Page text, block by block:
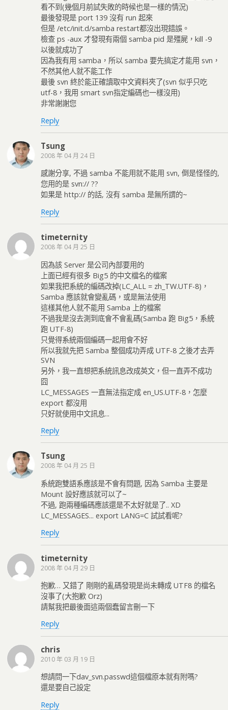
看不到(幾個月前試失敗的時候也是一樣的情況)
最後發現是 port 139 沒有 run 起來
但是 /etc/init.d/samba restart都沒出現錯誤。
檢查 ps -aux 才發現有兩個 samba pid 是殭屍，kill -9
以後就成功了
因為我有用 samba，所以 samba 要先搞定才能用 svn，
不然其他人就不能工作
最後 svn 終於能正確讀取中文資料夾了(svn 似乎只吃
utf-8，我用 smart svn指定編碼也一樣沒用)
非常謝謝您
Reply
Tsung
2008 年 04 月 24 日
感謝分享, 不過 samba 不能用就不能用 svn, 倒是怪怪的,
您用的是 svn:// ??
如果是 http:// 的話, 沒有 samba 是無所謂的~
Reply
timeternity
2008 年 04 月 25 日
因為該 Server 是公司內部要用的
上面已經有很多 Big5 的中文檔名的檔案
如果我把系統的編碼改掉(LC_ALL = zh_TW.UTF-8)，
Samba 應該就會變亂碼，或是無法使用
這樣其他人就不能用 Samba 上的檔案
不過我是沒去測到底會不會亂碼(Samba 跑 Big5，系統
跑 UTF-8)
只覺得系統兩個編碼一起用會不好
所以我就先把 Samba 整個成功弄成 UTF-8 之後才去弄
SVN
另外，我一直想把系統訊息改成英文，但一直弄不成功
囧
LC_MESSAGES 一直無法指定成 en_US.UTF-8，怎麼
export 都沒用
只好就使用中文訊息...
Reply
Tsung
2008 年 04 月 25 日
系統跑雙語系應該是不會有問題, 因為 Samba 主要是
Mount 設好應該就可以了~
不過, 跑兩種編碼應該還是不太好就是了.. XD
LC_MESSAGES... export LANG=C 試試看呢?
Reply
timeternity
2008 年 04 月 29 日
抱歉… 又錯了 剛剛的亂碼發現是尚未轉成 UTF8 的檔名
沒事了(大抱歉 Orz)
請幫我把最後面這兩個蠢留言刪一下
Reply
chris
2010 年 03 月 19 日
想請問一下dav_svn.passwd這個檔原本就有附嗎?
還是要自己設定
Reply